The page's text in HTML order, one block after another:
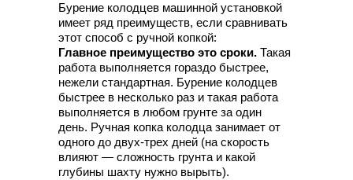
Бурение колодцев машинной установкой
имеет ряд преимуществ, если сравнивать
этот способ с ручной копкой:
Главное преимущество это сроки. Такая
работа выполняется гораздо быстрее,
нежели стандартная. Бурение колодцев
быстрее в несколько раз и такая работа
выполняется в любом грунте за один
день. Ручная копка колодца занимает от
одного до двух-трех дней (на скорость
влияют — сложность грунта и какой
глубины шахту нужно вырыть).